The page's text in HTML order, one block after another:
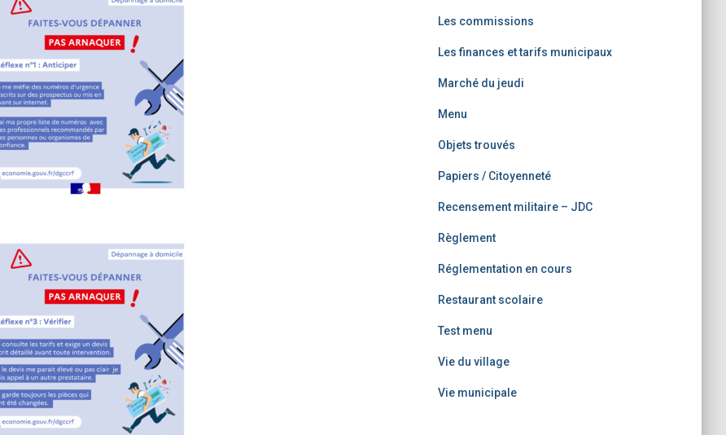
Les commissions
Les finances et tarifs municipaux
Marché du jeudi
Menu
Objets trouvés
Papiers / Citoyenneté
Recensement militaire – JDC
Règlement
Réglementation en cours
Restaurant scolaire
Test menu
Vie du village
Vie municipale